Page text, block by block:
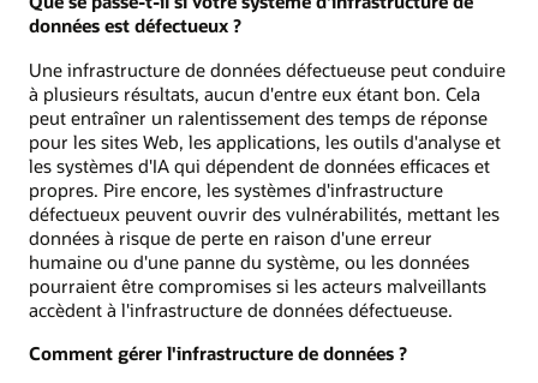
données est défectueux ?
Une infrastructure de données défectueuse peut conduire
à plusieurs résultats, aucun d'entre eux étant bon. Cela
peut entraîner un ralentissement des temps de réponse
pour les sites Web, les applications, les outils d'analyse et
les systèmes d'IA qui dépendent de données efficaces et
propres. Pire encore, les systèmes d'infrastructure
défectueux peuvent ouvrir des vulnérabilités, mettant les
données à risque de perte en raison d'une erreur
humaine ou d'une panne du système, ou les données
pourraient être compromises si les acteurs malveillants
accèdent à l'infrastructure de données défectueuse.
Comment gérer l'infrastructure de données ?